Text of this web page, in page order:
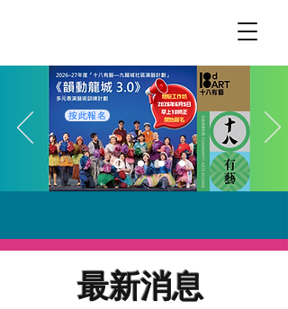
按此報名
最新消息